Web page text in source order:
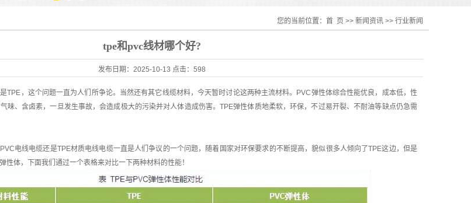
您的当前位置： 首 页 >> 新闻资讯 >> 行业新闻
tpe和pvc线材哪个好?
发布日期： 2025-10-13 点击： 598
TPE，这个问题一直为人们所争论。当然还有其它线缆材料，今天暂时讨论这两种主流材料。PVC弹性体综合性能优良，成本低，性
味、含卤素，一旦发生事故，会造成极大的污染并对人体造成伤害。TPE弹性体质地柔软，环保，不过易开裂、不耐油等缺点仍急需
电线电缆还是TPE材质电线电缆一直是人们争议的一个问题，随着国家对环保要求的不断提高，貌似很多人倾向了TPE这边，但是
性体，下面我们通过一个表格来对比一下两种材料的性能！